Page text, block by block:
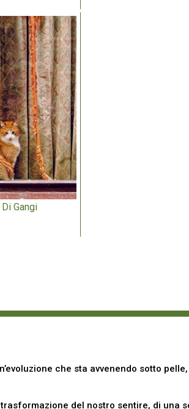
Gangi
che sta avvenendo sotto
trasformazione del nostro sentire, di una